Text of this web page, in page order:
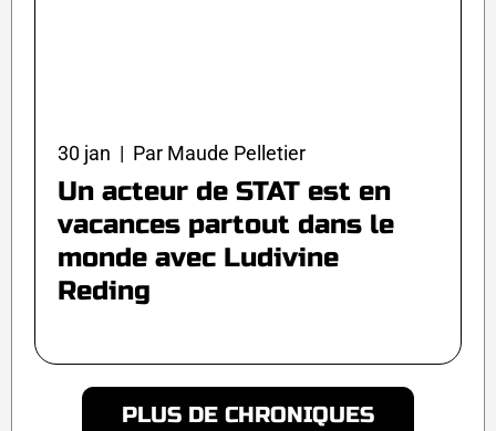
30 jan | Par Maude Pelletier
Un acteur de STAT est en
vacances partout dans le
monde avec Ludivine
Reding
PLUS DE CHRONIQUES